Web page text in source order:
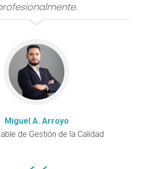
Miguel A. Arroyo
de Gestión de la Calidad